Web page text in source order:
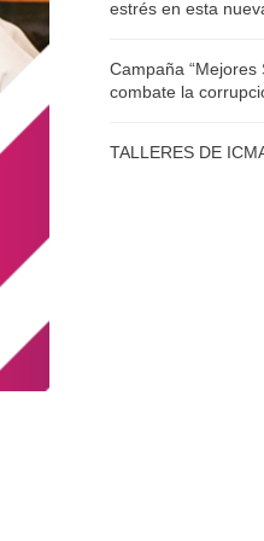
estrés en esta
Campaña “Mejores
combate la
TALLERES DE